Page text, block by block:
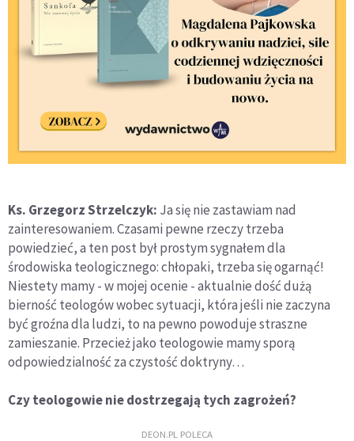
Ks. Grzegorz Strzelczyk: Ja się nie zastawiam nad
zainteresowaniem. Czasami pewne rzeczy trzeba
powiedzieć, a ten post był prostym sygnałem dla
środowiska teologicznego: chłopaki, trzeba się ogarnąć!
Niestety mamy - w mojej ocenie - aktualnie dość dużą
bierność teologów wobec sytuacji, która jeśli nie zaczyna
być groźna dla ludzi, to na pewno powoduje straszne
zamieszanie. Przecież jako teologowie mamy sporą
odpowiedzialność za czystość doktryny…
Czy teologowie nie dostrzegają tych zagrożeń?
DEON.PL POLECA